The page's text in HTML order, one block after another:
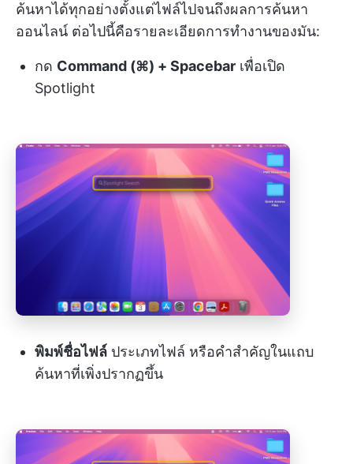
ค้นหาได้ทุกอย่างตั้งแต่ไฟล์ไปจนถึงผลการค้นหา
ออนไลน์ ต่อไปนี้คือรายละเอียดการทำงานของมัน:
กด Command (⌘) + Spacebar เพื่อเปิด
Spotlight
พิมพ์ชื่อไฟล์ ประเภทไฟล์ หรือคำสำคัญในแถบ
ค้นหาที่เพิ่งปรากฏขึ้น